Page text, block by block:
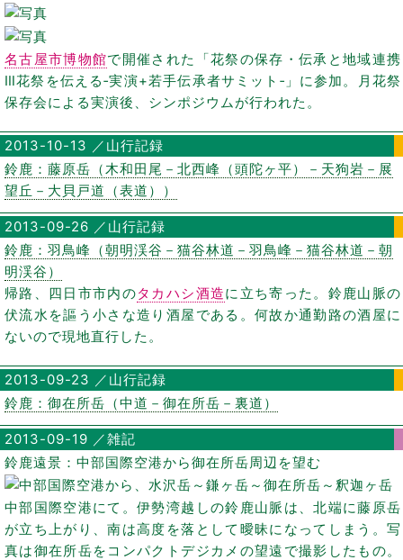
名古屋市博物館で開催された「花祭の保存・伝承と地域連携
Ⅲ花祭を伝える‐実演+若手伝承者サミット‐」に参加。月花祭
保存会による実演後、シンポジウムが行われた。
2013-10-13 ／山行記録
鈴鹿：藤原岳（木和田尾－北西峰（頭陀ヶ平）－天狗岩－展
望丘－大貝戸道（表道））
2013-09-26 ／山行記録
鈴鹿：羽鳥峰（朝明渓谷－猫谷林道－羽鳥峰－猫谷林道－朝
明渓谷）
帰路、四日市市内のタカハシ酒造に立ち寄った。鈴鹿山脈の
伏流水を謳う小さな造り酒屋である。何故か通勤路の酒屋に
ないので現地直行した。
2013-09-23 ／山行記録
鈴鹿：御在所岳（中道－御在所岳－裏道）
2013-09-19 ／雑記
鈴鹿遠景：中部国際空港から御在所岳周辺を望む
中部国際空港にて。伊勢湾越しの鈴鹿山脈は、北端に藤原岳
が立ち上がり、南は高度を落として曖昧になってしまう。写
真は御在所岳をコンパクトデジカメの望遠で撮影したもの。